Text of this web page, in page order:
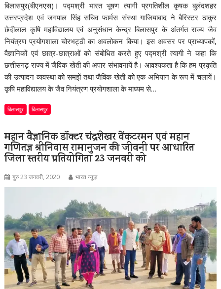
बिलासपुर(बीएनएस)। पद्मश्री भारत भूषण त्यागी प्रगतिशील कृषक बुलंदशहर
उत्तरप्रदेश एवं जगपाल सिंह सचिव फार्मस संस्था गाजियाबाद ने बैरिस्टर ठाकुर
छेदीलाल कृषि महाविद्यालय एवं अनुसंधान केन्द्र बिलासपुर के अंतर्गत राज्य जैव
नियंत्रण प्रयोगशाला चोरभट्ठी का अवलोकन किया। इस अवसर पर प्राध्यापकों,
वैज्ञानिकों एवं छात्र-छात्राओं को संबोधित करते हुए पद्मश्री त्यागी ने कहा कि
छत्तीसगढ़ राज्य में जैविक खेती की अपार संभावनायें है। आवश्यकता है कि हम प्रकृति
की उत्पादन व्यवस्था को समझें तथा जैविक खेती को एक अभियान के रूप में चलायें।
कृषि महाविद्यालय के जैव नियंत्रण प्रयोगशाला के माध्यम से…
बिलासपुर बिलासपुर
महान वैज्ञानिक डॉक्टर चंद्रशेखर वेंकटरमन एवं महान
गणितज्ञ श्रीनिवास रामानुजन की जीवनी पर आधारित
जिला स्तरीय प्रतियोगिता 23 जनवरी को
गुरु 23 जनवरी, 2020 भारत न्यूज़